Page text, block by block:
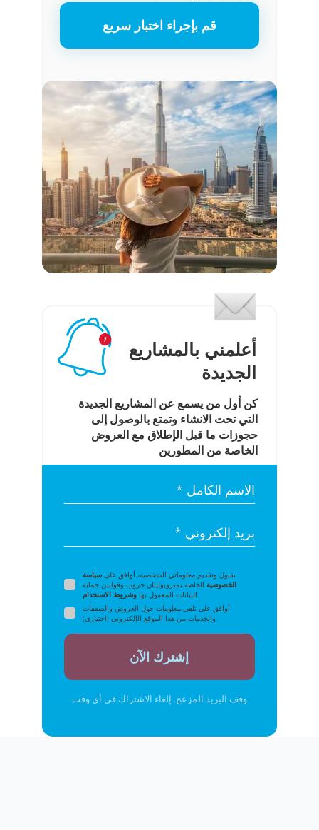
الاسم الكامل *
بريد إلكتروني *
بقبول وتقديم معلوماتي الشخصية، أوافق على سياسة
الخصوصيةالخاصة بمتروبوليتان جروب وقوانين حماية
البيانات المعمول بها وشروط الاستخدام
.
أوافق على تلقي معلومات حول العروض والصفقات
والخدمات من هذا الموقع الإلكتروني (اختياري).
إشترك الآن
وقف البريد المزعج. إلغاء الاشتراك في أي وقت
أعلمني بالمشاريع
الجديدة
كن أول من يسمع عن المشاريع الجديدة
التي تحت الانشاء وتمتع بالوصول إلى
حجوزات ما قبل الإطلاق مع العروض
الخاصة من المطورين
قم بإجراء اختبار سريع